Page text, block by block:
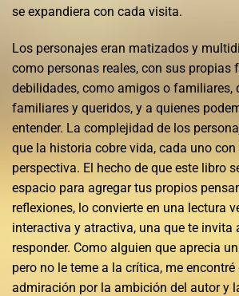
se expandiera con cada visita.
Los personajes eran matizados y
como personas reales, con sus propias
debilidades, como amigos o familiares,
familiares y queridos, y a quienes
entender. La complejidad de los
que la historia cobre vida, cada uno
perspectiva. El hecho de que este libro
espacio para agregar tus propios
reflexiones, lo convierte en una lectura
interactiva y atractiva, una que te invita
responder. Como alguien que aprecia
pero no le teme a la crítica, me
admiración por la ambición del autor y